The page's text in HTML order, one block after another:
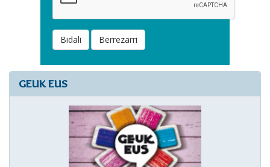
Bidali Berrezarri
GEUK EUS